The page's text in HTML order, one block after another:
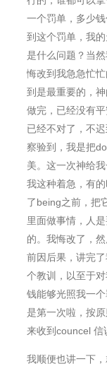
一个罚单，多少
到这个罚单，我
是什么问题？当
悔改到我急急忙
到是最重要的，
做完，已经没有
已经不对了，不
察验到，我是把
美。这一次神给
我这种着急，有
了being之前，把
里面做事情，人
的。我悔改了，
前因后果，讲完
个教训，以至于
钱能够光照我一
是第一次啦，按
来收到councel 信
我顺便也讲一下